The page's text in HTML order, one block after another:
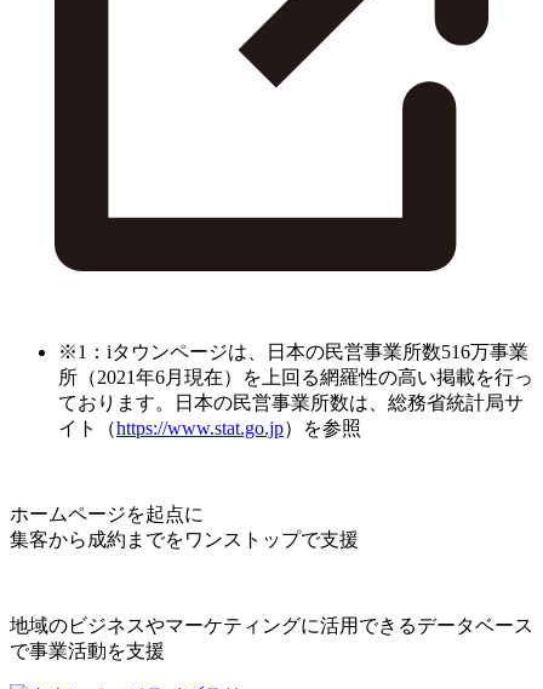
※1：iタウンページは、日本の民営事業所数516万事業
所（2021年6月現在）を上回る網羅性の高い掲載を行っ
ております。日本の民営事業所数は、総務省統計局サ
イト（https://www.stat.go.jp）を参照
ホームページを起点に
集客から成約までをワンストップで支援
地域のビジネスやマーケティングに活用できるデータベース
で事業活動を支援